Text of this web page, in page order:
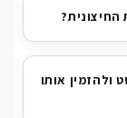
אותו